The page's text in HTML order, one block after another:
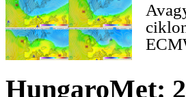
HungaroMet: